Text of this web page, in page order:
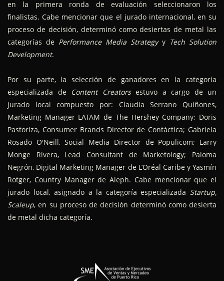
en la primera ronda de evaluación seleccionaron los
finalistas. Cabe mencionar que el jurado internacional, en su
proceso de decisión, determinó como desiertas de metal las
categorías de Performance Media Strategy y Tech Solution
Development.
Por su parte, la selección de ganadores en la categoría
especializada de Content Creators estuvo a cargo de un
jurado local compuesto por: Claudia Serrano Quiñones,
Marketing Manager LATAM de The Hershey Company; Doris
Pastoriza, Consumer Brands Director de Contáctica; Gabriela
Rosado O'Neill, Social Media Director de Populicom; Larry
Monge Rivera, Lead Consultant de Marketology; Paloma
Negrón, Digital Marketing Manager de L’Oréal Caribe y Yasmín
Rotger, Country Manager de Aleph. Cabe mencionar que el
jurado local, asignado a la categoría especializada Startup,
Scaleup, en su proceso de decisión determinó como desierta
de metal dicha categoría.